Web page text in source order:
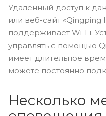
Удаленный доступ к
или веб-сайт «Qingping
поддерживает Wi-Fi.
управлять с помощью
имеет длительное
можете постоянно
Несколько